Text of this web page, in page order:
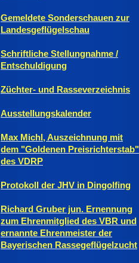
Gemeldete Sonderschauen zur
Landesgeflügelschau
Schriftliche Stellungnahme /
Entschuldigung
Züchter- und Rasseverzeichnis
Ausstellungskalender
Max Michl, Auszeichnung mit
dem "Goldenen Preisrichterstab"
des VDRP
Protokoll der JHV in Dingolfing
Richard Gruber jun. Ernennung
zum Ehrenmitglied des VBR und
ernannte Ehrenmeister der
Bayerischen Rassegeflügelzucht